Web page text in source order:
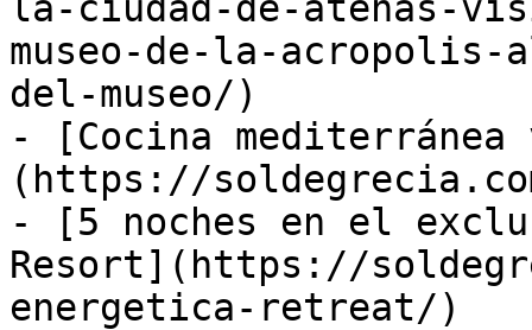
museo-de-la-
del-museo/)
- [Cocina mediterránea
(https://
- [5 noches en el
Resort](https://
energetica-retreat/)